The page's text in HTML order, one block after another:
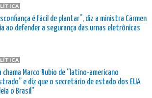
é fácil de plantar”, diz a ministra Cármen
ao defender a segurança das urnas eletrônicas
chama Marco Rubio de “latino-americano
e diz que o secretário de estado dos EUA
o Brasil”